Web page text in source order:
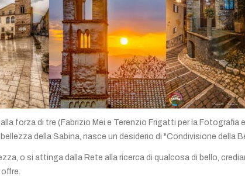
forza di tre (Fabrizio Mei e Terenzio Frigatti per la Fotografia
della Sabina, nasce un desiderio di "Condivisione della
o si attinga dalla Rete alla ricerca di qualcosa di bello,